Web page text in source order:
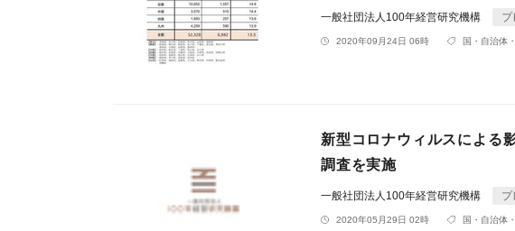
一般社団法人100年経営研究機構 プ
2020年09月24日 06時 国・自治体
新型コロナウィルスによる
調査を実施
一般社団法人100年経営研究機構 プ
2020年05月29日 02時 国・自治体